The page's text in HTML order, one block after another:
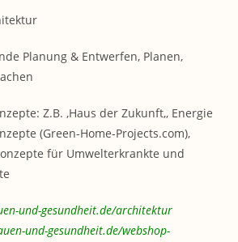
Planung & Entwerfen, Planen,
Z.B. ‚Haus der Zukunft‚, Energie
(Green-Home-Projects.com),
für Umwelterkrankte und
und-gesundheit.de/architektur
und-gesundheit.de/webshop-